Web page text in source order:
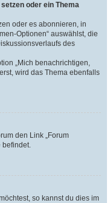
oder ein Thema
oder es abonnieren, in
Optionen“ auswählst, die
des
„Mich benachrichtigen,
wird das Thema ebenfalls
den Link „Forum
befindet.
so kannst du dies im